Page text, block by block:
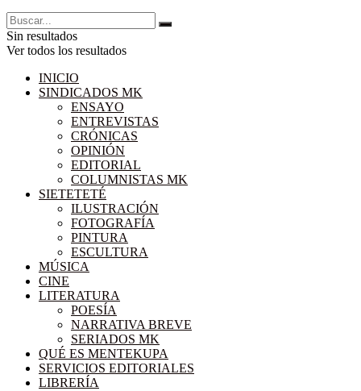
Sin resultados
Ver todos los resultados
INICIO
SINDICADOS MK
ENSAYO
ENTREVISTAS
CRÓNICAS
OPINIÓN
EDITORIAL
COLUMNISTAS MK
SIETETETÉ
ILUSTRACIÓN
FOTOGRAFÍA
PINTURA
ESCULTURA
MÚSICA
CINE
LITERATURA
POESÍA
NARRATIVA BREVE
SERIADOS MK
QUÉ ES MENTEKUPA
SERVICIOS EDITORIALES
LIBRERÍA